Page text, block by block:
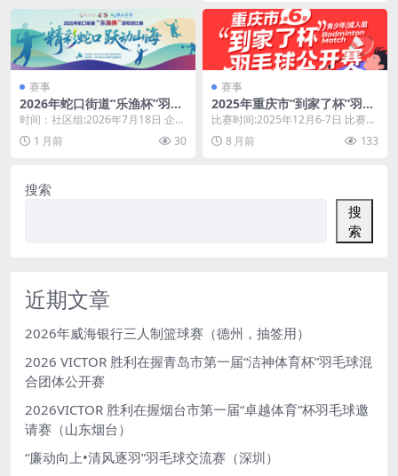
赛事
2026年蛇口街道“乐渔杯”羽毛
球比赛（深圳）
时间：社区组:2026年7月18日 企业
组:2026年7月19日下午 驻区单位
组...1 月前 30
赛事
2025年重庆市“到家了杯”羽毛
球公开赛
比赛时间:2025年12月6-7日 比赛地
点:石子山体育公园羽毛球馆
8 月前 133
搜索
搜
索
近期文章
2026年威海银行三人制篮球赛（德州，抽签用）
2026 VICTOR 胜利在握青岛市第一届“洁神体育杯”羽毛球混
合团体公开赛
2026VICTOR 胜利在握烟台市第一届“卓越体育”杯羽毛球邀
请赛（山东烟台）
“廉动向上•清风逐羽”羽毛球交流赛（深圳）